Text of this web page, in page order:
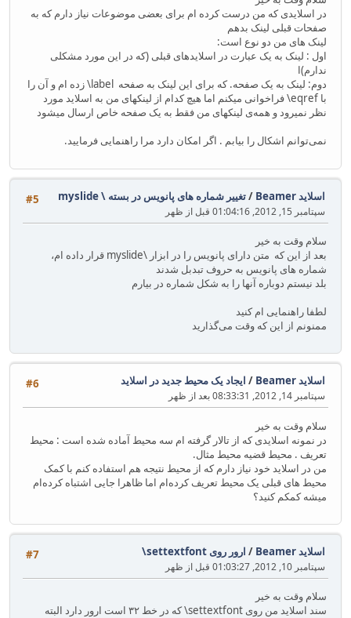
در اسلایدی که من درست کرده ام برای بعضی موضوعات نیاز دارم که به
صفحات قبلی لینک بدهم
لینک های من دو نوع است:
اول : لینک به یک عبارت در اسلایدهای قبلی (که در این مورد مشکلی
ندارم)ا
دوم: لینک به یک صفحه. که برای این لینک به صفحه ‎\label زده ام و آن را
با eqref\ فراخوانی میکنم اما هیچ کدام از لینکهای من به اسلاید مورد
نظر نمیرود و همه‌ی لینکهای من فقط به یک صفحه خاص ارسال میشود
نمی‌توانم اشکال را بیابم . اگر امکان دارد مرا راهنمایی فرمایید.
#5 اسلاید Beamer /تغییر شماره های پانویس در بسته \myslide ‎
سپتامبر 15, 2012, 01:04:16 قبل از ظهر
سلام وقت به خیر
بعد از این که متن دارای پانویس را در ابزار \myslide قرار داده ام،
شماره های پانویس به حروف تبدبل شدند
بلد نیستم دوباره آنها را به شکل شماره در بیارم
لطفا راهنمایی ام کنید
ممنونم از این که وقت می‌گذارید
#6 اسلاید Beamer / ایجاد یک محیط جدید در اسلاید
سپتامبر 14, 2012, 08:33:31 بعد از ظهر
سلام وقت به خیر
در نمونه اسلایدی که از تالار گرفته ام سه محیط آماده شده است : محیط
تعریف . محیط قضیه محیط مثال.
من در اسلاید خود نیاز دارم که از محیط نتیجه هم استفاده کنم با کمک
محیط های قبلی یک محیط تعریف کرده‌ام اما ظاهرا جایی اشتباه کرده‌ام
میشه کمکم کنید؟
#7 اسلاید Beamer / ارور روی ‎\settextfont
سپتامبر 10, 2012, 01:03:27 قبل از ظهر
سلام وقت به خیر
سند اسلاید من روی ‎\settextfont که در خط ۳۲ است ارور دارد البته